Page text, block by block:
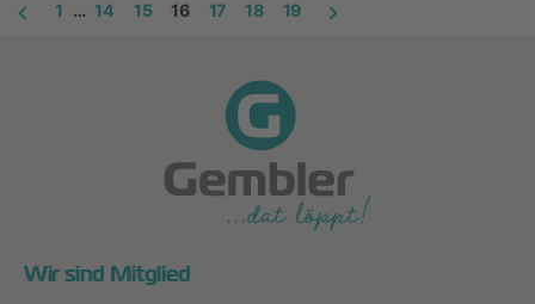
1 … 14 15 16 17 18 19
Wir sind Mitglied